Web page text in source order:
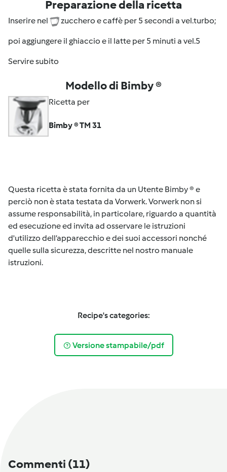
Preparazione della ricetta
Inserire nel zucchero e caffè per 5 secondi a vel.turbo;
poi aggiungere il ghiaccio e il latte per 5 minuti a vel.5
Servire subito
Modello di Bimby ®
Ricetta per
Bimby ® TM 31
Questa ricetta è stata fornita da un Utente Bimby ® e
perciò non è stata testata da Vorwerk. Vorwerk non si
assume responsabilità, in particolare, riguardo a quantità
ed esecuzione ed invita ad osservare le istruzioni
d'utilizzo dell’apparecchio e dei suoi accessori nonché
quelle sulla sicurezza, descritte nel nostro manuale
istruzioni.
Recipe's categories:
Versione stampabile/pdf
Commenti (11)